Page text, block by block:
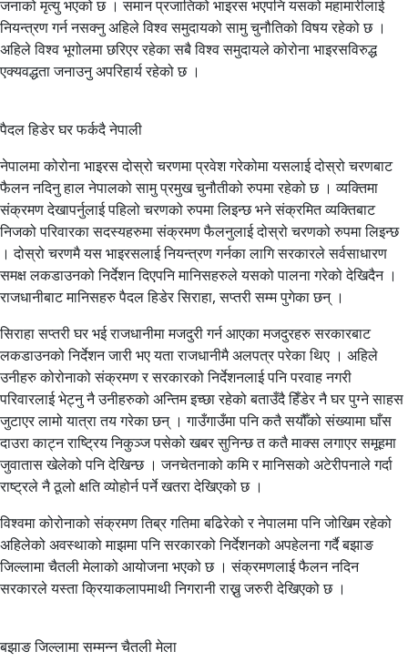
जनाको मृत्यु भएको छ । समान प्रजातिको भाइरस भएपनि यसको महामारीलाई
नियन्त्रण गर्न नसक्नु अहिले विश्व समुदायको सामु चुनौतिको विषय रहेको छ ।
अहिले विश्व भूगोलमा छरिएर रहेका सबै विश्व समुदायले कोरोना भाइरसविरुद्ध
एक्यवद्धता जनाउनु अपरिहार्य रहेको छ ।
पैदल हिडेर घर फर्कदै नेपाली
नेपालमा कोरोना भाइरस दोस्रो चरणमा प्रवेश गरेकोमा यसलाई दोस्रो चरणबाट
फैलन नदिनु हाल नेपालको सामु प्रमुख चुनौतीको रुपमा रहेको छ । व्यक्तिमा
संक्रमण देखापर्नुलाई पहिलो चरणको रुपमा लिइन्छ भने संक्रमित व्यक्तिबाट
निजको परिवारका सदस्यहरुमा संक्रमण फैलनुलाई दोस्रो चरणको रुपमा लिइन्छ
। दोस्रो चरणमै यस भाइरसलाई नियन्त्रण गर्नका लागि सरकारले सर्वसाधारण
समक्ष लकडाउनको निर्देशन दिएपनि मानिसहरुले यसको पालना गरेको देखिदैन ।
राजधानीबाट मानिसहरु पैदल हिडेर सिराहा, सप्तरी सम्म पुगेका छन् ।
सिराहा सप्तरी घर भई राजधानीमा मजदुरी गर्न आएका मजदुरहरु सरकारबाट
लकडाउनको निर्देशन जारी भए यता राजधानीमै अलपत्र परेका थिए । अहिले
उनीहरु कोरोनाको संक्रमण र सरकारको निर्देशनलाई पनि परवाह नगरी
परिवारलाई भेट्नु नै उनीहरुको अन्तिम इच्छा रहेको बताउँदै हिँडेर नै घर पुग्ने साहस
जुटाएर लामो यात्रा तय गरेका छन् । गाउँगाउँमा पनि कतै सयौँको संख्यामा घाँस
दाउरा काट्न राष्ट्रिय निकुञ्ज पसेको खबर सुनिन्छ त कतै माक्स लगाएर समूहमा
जुवातास खेलेको पनि देखिन्छ । जनचेतनाको कमि र मानिसको अटेरीपनाले गर्दा
राष्ट्रले नै ठूलो क्षति व्योहोर्न पर्ने खतरा देखिएको छ ।
विश्वमा कोरोनाको संक्रमण तिब्र गतिमा बढिरेको र नेपालमा पनि जोखिम रहेको
अहिलेको अवस्थाको माझमा पनि सरकारको निर्देशनको अपहेलना गर्दै बझाङ
जिल्लामा चैतली मेलाको आयोजना भएको छ । संक्रमणलाई फैलन नदिन
सरकारले यस्ता क्रियाकलापमाथी निगरानी राख्नु जरुरी देखिएको छ ।
बझाङ जिल्लामा सम्मन्न चैतली मेला